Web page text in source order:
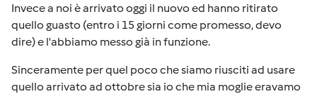
Invece a noi è arrivato oggi il nuovo ed hanno ritirato
quello guasto (entro i 15 giorni come promesso, devo
dire) e l'abbiamo messo già in funzione.
Sinceramente per quel poco che siamo riusciti ad usare
quello arrivato ad ottobre sia io che mia moglie eravamo